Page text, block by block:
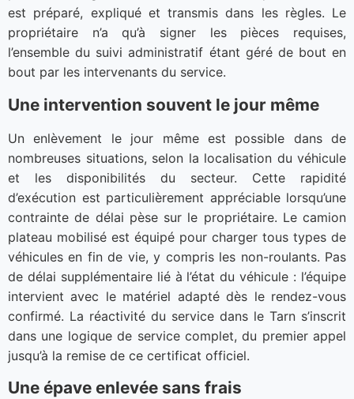
est préparé, expliqué et transmis dans les règles. Le
propriétaire n’a qu’à signer les pièces requises,
l’ensemble du suivi administratif étant géré de bout en
bout par les intervenants du service.
Une intervention souvent le jour même
Un enlèvement le jour même est possible dans de
nombreuses situations, selon la localisation du véhicule
et les disponibilités du secteur. Cette rapidité
d’exécution est particulièrement appréciable lorsqu’une
contrainte de délai pèse sur le propriétaire. Le camion
plateau mobilisé est équipé pour charger tous types de
véhicules en fin de vie, y compris les non-roulants. Pas
de délai supplémentaire lié à l’état du véhicule : l’équipe
intervient avec le matériel adapté dès le rendez-vous
confirmé. La réactivité du service dans le Tarn s’inscrit
dans une logique de service complet, du premier appel
jusqu’à la remise de ce certificat officiel.
Une épave enlevée sans frais